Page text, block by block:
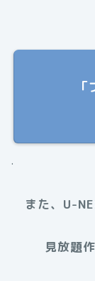
.
また、U-
見放題